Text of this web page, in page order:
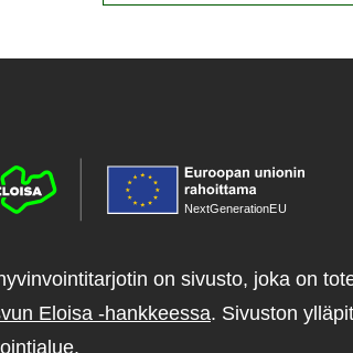
NextGenerationEU
on sivusto, joka on
Eloisa -hankkeessa. Sivuston